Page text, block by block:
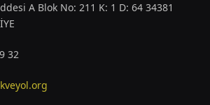
A Blok No: 211 K: 1 D: 64 34381
32